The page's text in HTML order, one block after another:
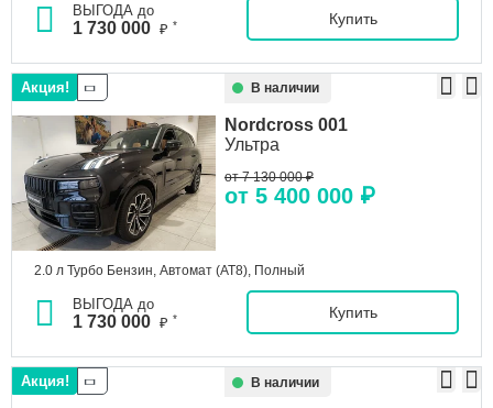
ВЫГОДА до
1 730 000 ₽ * Купить
Акция! В наличии
Nordcross 001
Ультра
от 7 130 000 ₽
от 5 400 000 ₽
2.0 л Турбо Бензин, Автомат (AT8), Полный
ВЫГОДА до
1 730 000 ₽ * Купить
Акция! В наличии